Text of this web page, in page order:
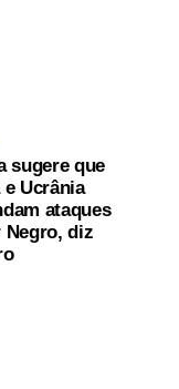
sugere que
e Ucrânia
ataques
Negro, diz